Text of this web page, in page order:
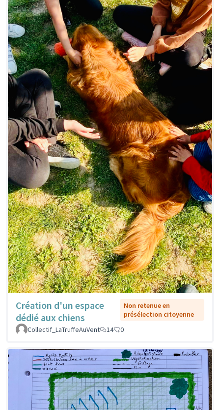
Création d'un espace
dédié aux chiens
Non retenue en
présélection citoyenne
Collectif_LaTruffeAuVent
14 0